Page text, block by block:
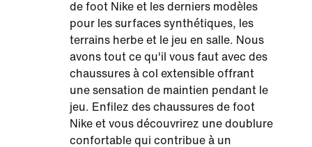
de foot Nike et les derniers modèles
pour les surfaces synthétiques, les
terrains herbe et le jeu en salle. Nous
avons tout ce qu'il vous faut avec des
chaussures à col extensible offrant
une sensation de maintien pendant le
jeu. Enfilez des chaussures de foot
Nike et vous découvrirez une doublure
confortable qui contribue à un